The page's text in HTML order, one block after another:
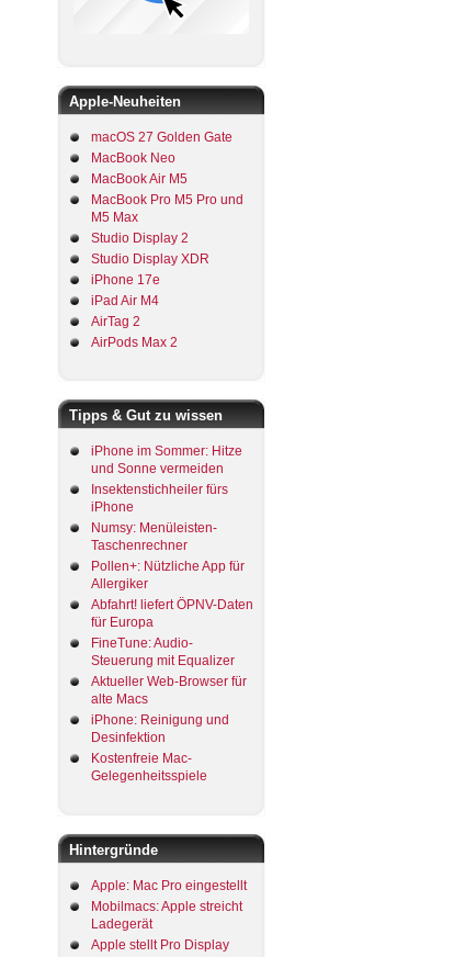
Apple-Neuheiten
macOS 27 Golden Gate
MacBook Neo
MacBook Air M5
MacBook Pro M5 Pro und
M5 Max
Studio Display 2
Studio Display XDR
iPhone 17e
iPad Air M4
AirTag 2
AirPods Max 2
Tipps & Gut zu wissen
iPhone im Sommer: Hitze
und Sonne vermeiden
Insektenstichheiler fürs
iPhone
Numsy: Menüleisten-
Taschenrechner
Pollen+: Nützliche App für
Allergiker
Abfahrt! liefert ÖPNV-Daten
für Europa
FineTune: Audio-
Steuerung mit Equalizer
Aktueller Web-Browser für
alte Macs
iPhone: Reinigung und
Desinfektion
Kostenfreie Mac-
Gelegenheitsspiele
Hintergründe
Apple: Mac Pro eingestellt
Mobilmacs: Apple streicht
Ladegerät
Apple stellt Pro Display